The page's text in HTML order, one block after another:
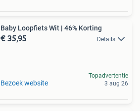
Baby Loopfiets Wit | 46% Korting
€ 35,95 Details
Bezoek website
Topadvertentie
3 aug 26